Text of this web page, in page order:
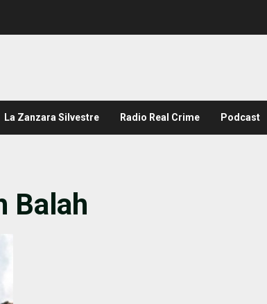
La Zanzara Silvestre Radio Real Crime Podcast
Balah